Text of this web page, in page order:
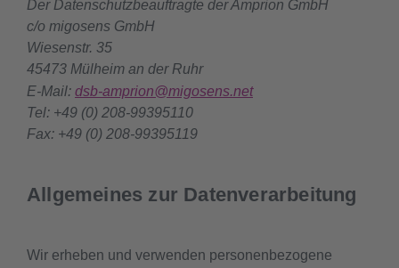
Der Datenschutzbeauftragte der Amprion GmbH
c/o migosens GmbH
Wiesenstr. 35
45473 Mülheim an der Ruhr
E-Mail: dsb-amprion@migosens.net
Tel: +49 (0) 208-99395110
Fax: +49 (0) 208-99395119
Allgemeines zur Datenverarbeitung
Wir erheben und verwenden personenbezogene